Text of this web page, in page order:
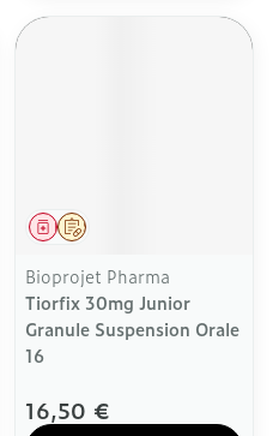
Sur prescription
Médicament
Bioprojet Pharma
Tiorfix 30mg Junior
Granule Suspension Orale
16
16,50 €